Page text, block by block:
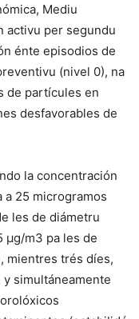
Mediu
activu per segundu
énte episodios de
(nivel 0), na
de partícules en
desfavorables de
la concentración
25 microgramos
les de diámetru
µg/m3 pa les de
mientres trés díes,
simultáneamente